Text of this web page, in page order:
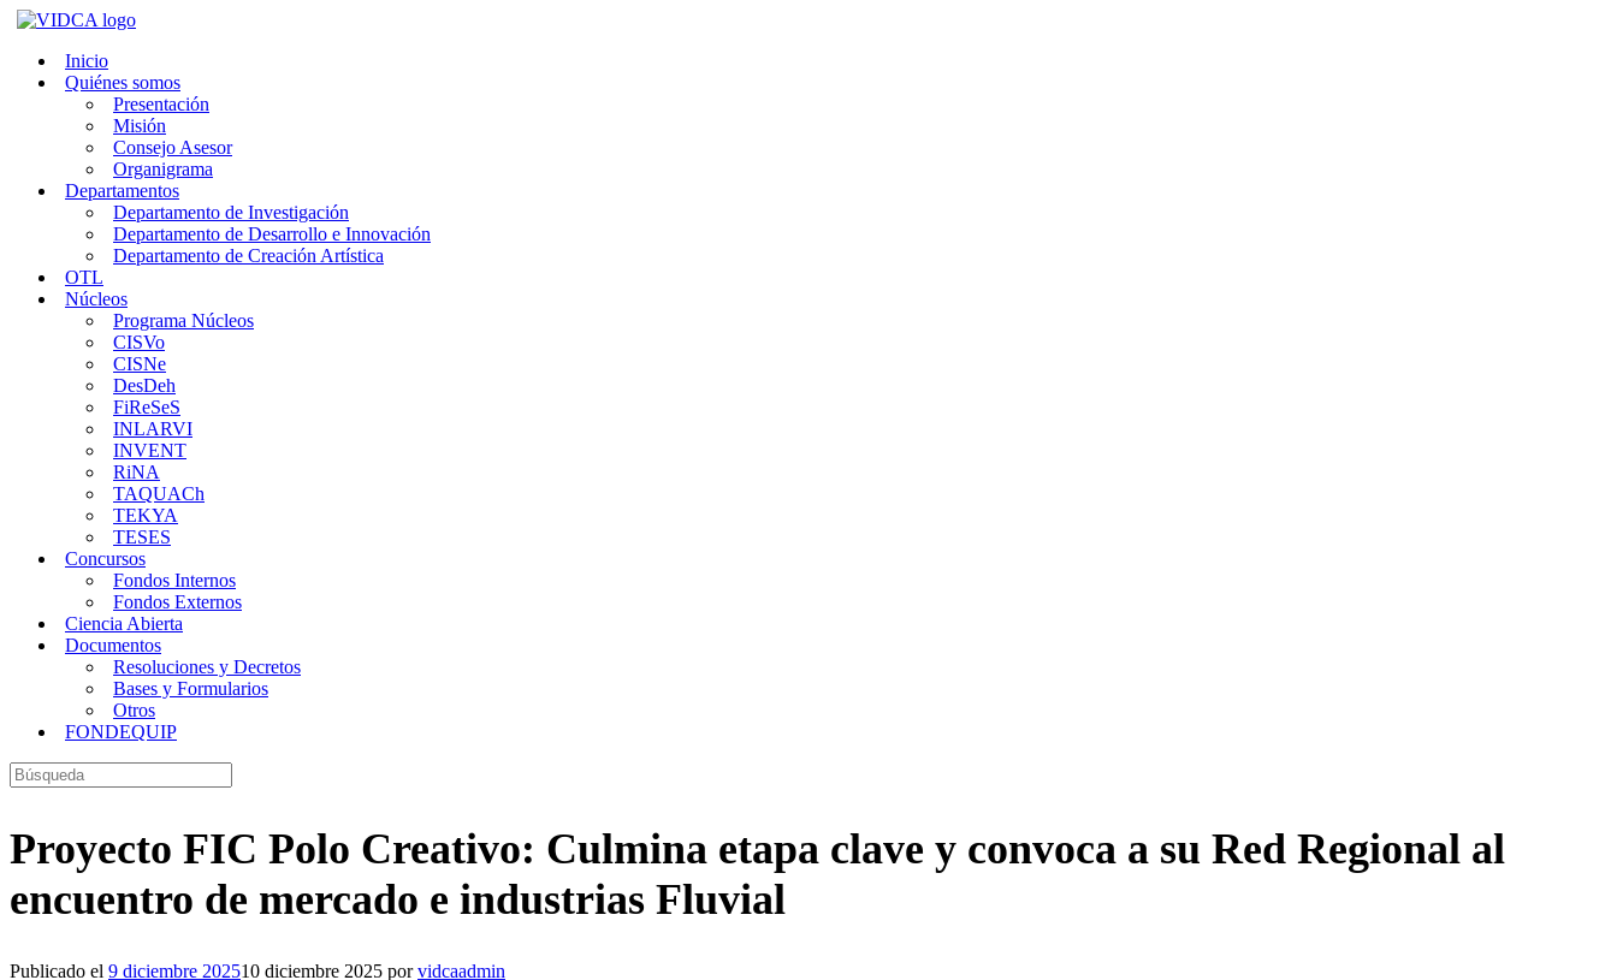
Saltar
contenidoInicio
Quiénes somos
Presentación
Misión
Consejo Asesor
Organigrama
Departamentos
Departamento de Investigación
Departamento de Desarrollo e Innovación
Departamento de Creación Artística
OTL
Núcleos
Programa Núcleos
CISVo
CISNe
DesDeh
FiReSeS
INLARVI
INVENT
RiNA
TAQUACh
TEKYA
TESES
Concursos
Fondos Internos
Fondos Externos
Ciencia Abierta
Documentos
Resoluciones y Decretos
Bases y Formularios
Otros
FONDEQUIP
Buscar:
Proyecto FIC Polo Creativo: Culmina etapa clave y convoca a su Red Regional al
encuentro de mercado e industrias Fluvial
Publicado el 9 diciembre 202510 diciembre 2025 porvidcaadmin